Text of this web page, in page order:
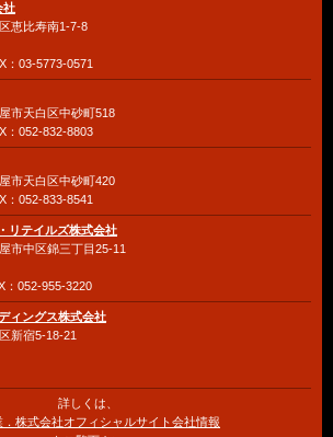
社
恵比寿南1-7-8
03-5773-0571
市天白区中砂町518
052-832-8803
市天白区中砂町420
052-833-8541
リテイルズ株式会社
市中区錦三丁目25-11
052-955-3220
ィングス株式会社
新宿5-18-21
詳しくは、
．株式会社オフィシャルサイト会社情報